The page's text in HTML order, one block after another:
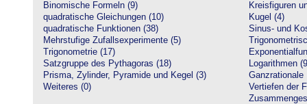
Binomische Formeln (9)
quadratische Gleichungen (10)
quadratische Funktionen (38)
Mehrstufige Zufallsexperimente (5)
Trigonometrie (17)
Satzgruppe des Pythagoras (18)
Prisma, Zylinder, Pyramide und Kegel (3)
Weiteres (0)
Kreisfiguren
Kugel (4)
Sinus- und
Logarithmen
Ganzrationale
Vertiefen der